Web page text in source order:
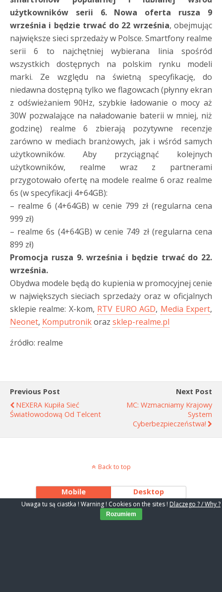
użytkowników serii 6. Nowa oferta rusza 9
września i będzie trwać do 22 września, obejmując
największe sieci sprzedaży w Polsce. Smartfony realme
serii 6 to najchętniej wybierana linia spośród
wszystkich dostępnych na polskim rynku modeli
marki. Ze względu na świetną specyfikację, do
niedawna dostępną tylko we flagowcach (płynny ekran
z odświeżaniem 90Hz, szybkie ładowanie o mocy aż
30W pozwalające na naładowanie baterii w mniej, niż
godzinę) realme 6 zbierają pozytywne recenzje
zarówno w mediach branżowych, jak i wśród samych
użytkowników. Aby przyciągnąć kolejnych
użytkowników, realme wraz z partnerami
przygotowało ofertę na modele realme 6 oraz realme
6s (w specyfikacji 4+64GB):
– realme 6 (4+64GB) w cenie 799 zł (regularna cena
999 zł)
– realme 6s (4+64GB) w cenie 749 zł (regularna cena
899 zł)
Promocja rusza 9. września i będzie trwać do 22.
września.
Obydwa modele będą do kupienia w promocyjnej cenie
w największych sieciach sprzedaży oraz w oficjalnych
sklepie realme: X-kom, RTV EURO AGD, Media Expert,
Neonet, Komputronikoraz sklep-realme.pl
źródło: realme
Previous Post
NEXERA Kupiła Sieć
Światłowodową Od Telcent
Next Post
MC: Wzmacniamy Krajowy
System
Cyberbezpieczeństwa!
Back to top
Mobile Desktop
Uwaga tu są ciastka ! Warning ! Cookies on the sites ! Dlaczego ? / Why ?
Rozumiem